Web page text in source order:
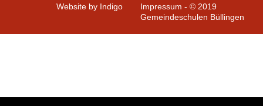
Website by Indigo
Impressum - © 2019
Gemeindeschulen Büllingen